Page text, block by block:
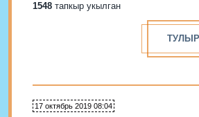
[ˈаниен] Армут – груша...
1548 тапкыр укылган
17 октябрь 2019 08:04